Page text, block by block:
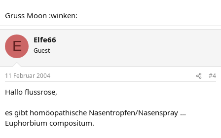
Gruss Moon :winken:
E Elfe66
Guest
11 Februar 2004 #4
Hallo flussrose,
es gibt homöopathische Nasentropfen/Nasenspray ...
Euphorbium compositum.